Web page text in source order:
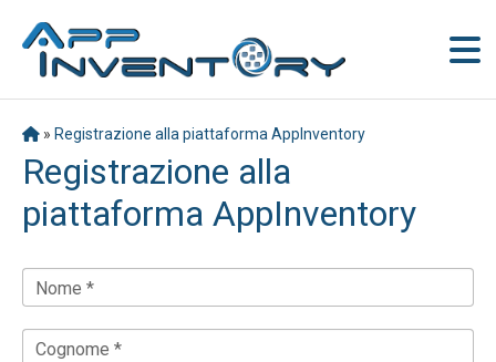
» Registrazione alla piattaforma AppInventory
Registrazione alla
piattaforma AppInventory
Nome *
Cognome *